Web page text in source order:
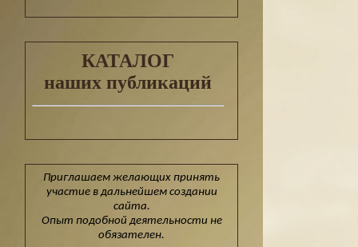
КАТАЛОГ
наших публикаций
Приглашаем желающих принять
участие в дальнейшем создании
сайта.
Опыт подобной деятельности не
обязателен.